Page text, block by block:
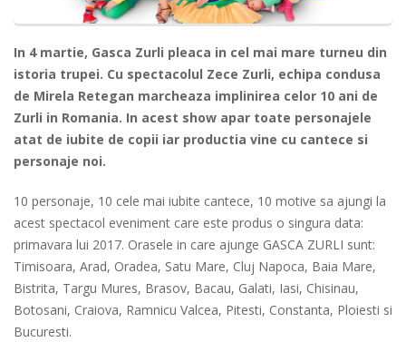
In 4 martie, Gasca Zurli pleaca in cel mai mare turneu din
istoria trupei. Cu spectacolul Zece Zurli, echipa condusa
de Mirela Retegan marcheaza implinirea celor 10 ani de
Zurli in Romania. In acest show apar toate personajele
atat de iubite de copii iar productia vine cu cantece si
personaje noi.
10 personaje, 10 cele mai iubite cantece, 10 motive sa ajungi la
acest spectacol eveniment care este produs o singura data:
primavara lui 2017. Orasele in care ajunge GASCA ZURLI sunt:
Timisoara, Arad, Oradea, Satu Mare, Cluj Napoca, Baia Mare,
Bistrita, Targu Mures, Brasov, Bacau, Galati, Iasi, Chisinau,
Botosani, Craiova, Ramnicu Valcea, Pitesti, Constanta, Ploiesti si
Bucuresti.